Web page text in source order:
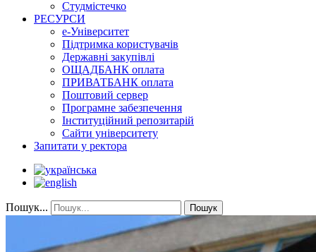
Студмістечко
РЕСУРСИ
е-Університет
Підтримка користувачів
Державні закупівлі
ОЩАДБАНК оплата
ПРИВАТБАНК оплата
Поштовий сервер
Програмне забезпечення
Інституційний репозитарій
Сайти університету
Запитати у ректора
Пошук... Пошук